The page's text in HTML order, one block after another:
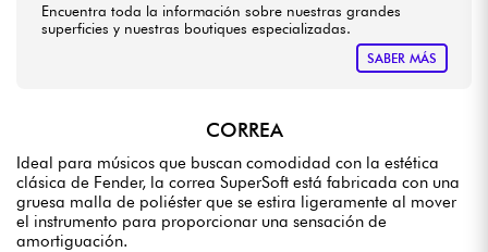
Encuentra toda la información sobre nuestras grandes
superficies y nuestras boutiques especializadas.
SABER MÁS
CORREA
Ideal para músicos que buscan comodidad con la estética
clásica de Fender, la correa SuperSoft está fabricada con una
gruesa malla de poliéster que se estira ligeramente al mover
el instrumento para proporcionar una sensación de
amortiguación.